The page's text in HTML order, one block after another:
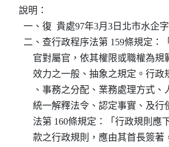
說明：
一、復  貴處97年3月3日北市水企
二、查行政程序法第 159條規定
官對屬官，依其權限或職權為
效力之一般、抽象之規定。行
、事務之分配、業務處理方式
統一解釋法令、認定事實、及
法第 160條規定：「行政規則
款之行政規則，應由其首長簽